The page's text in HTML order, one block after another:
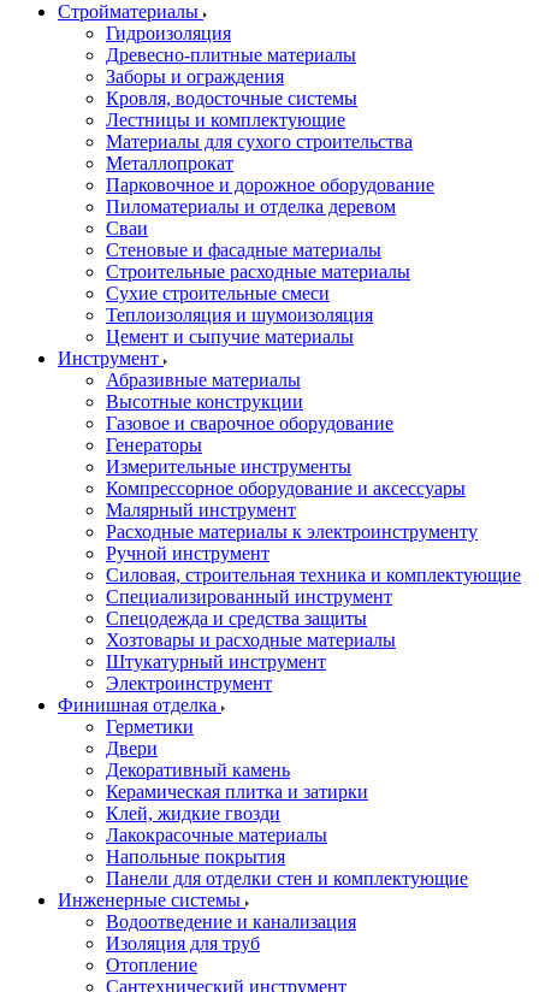
Стройматериалы
Гидроизоляция
Древесно-плитные материалы
Заборы и ограждения
Кровля, водосточные системы
Лестницы и комплектующие
Материалы для сухого строительства
Металлопрокат
Парковочное и дорожное оборудование
Пиломатериалы и отделка деревом
Сваи
Стеновые и фасадные материалы
Строительные расходные материалы
Сухие строительные смеси
Теплоизоляция и шумоизоляция
Цемент и сыпучие материалы
Инструмент
Абразивные материалы
Высотные конструкции
Газовое и сварочное оборудование
Генераторы
Измерительные инструменты
Компрессорное оборудование и аксессуары
Малярный инструмент
Расходные материалы к электроинструменту
Ручной инструмент
Силовая, строительная техника и комплектующие
Специализированный инструмент
Спецодежда и средства защиты
Хозтовары и расходные материалы
Штукатурный инструмент
Электроинструмент
Финишная отделка
Герметики
Двери
Декоративный камень
Керамическая плитка и затирки
Клей, жидкие гвозди
Лакокрасочные материалы
Напольные покрытия
Панели для отделки стен и комплектующие
Инженерные системы
Водоотведение и канализация
Изоляция для труб
Отопление
Сантехнический инструмент